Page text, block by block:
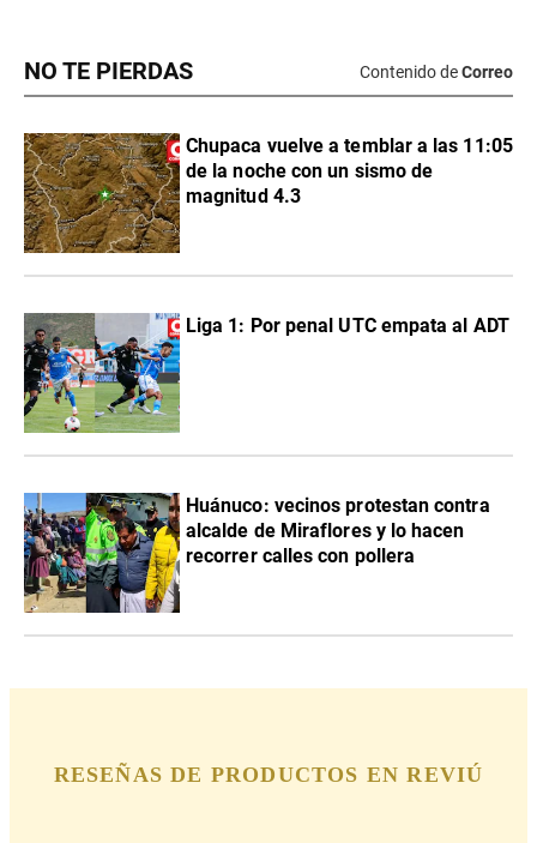
NO TE PIERDAS Contenido deCorreo
Chupaca vuelve a temblar a las 11:05
de la noche con un sismo de
magnitud 4.3
Liga 1: Por penal UTC empata al ADT
Huánuco: vecinos protestan contra
alcalde de Miraflores y lo hacen
recorrer calles con pollera